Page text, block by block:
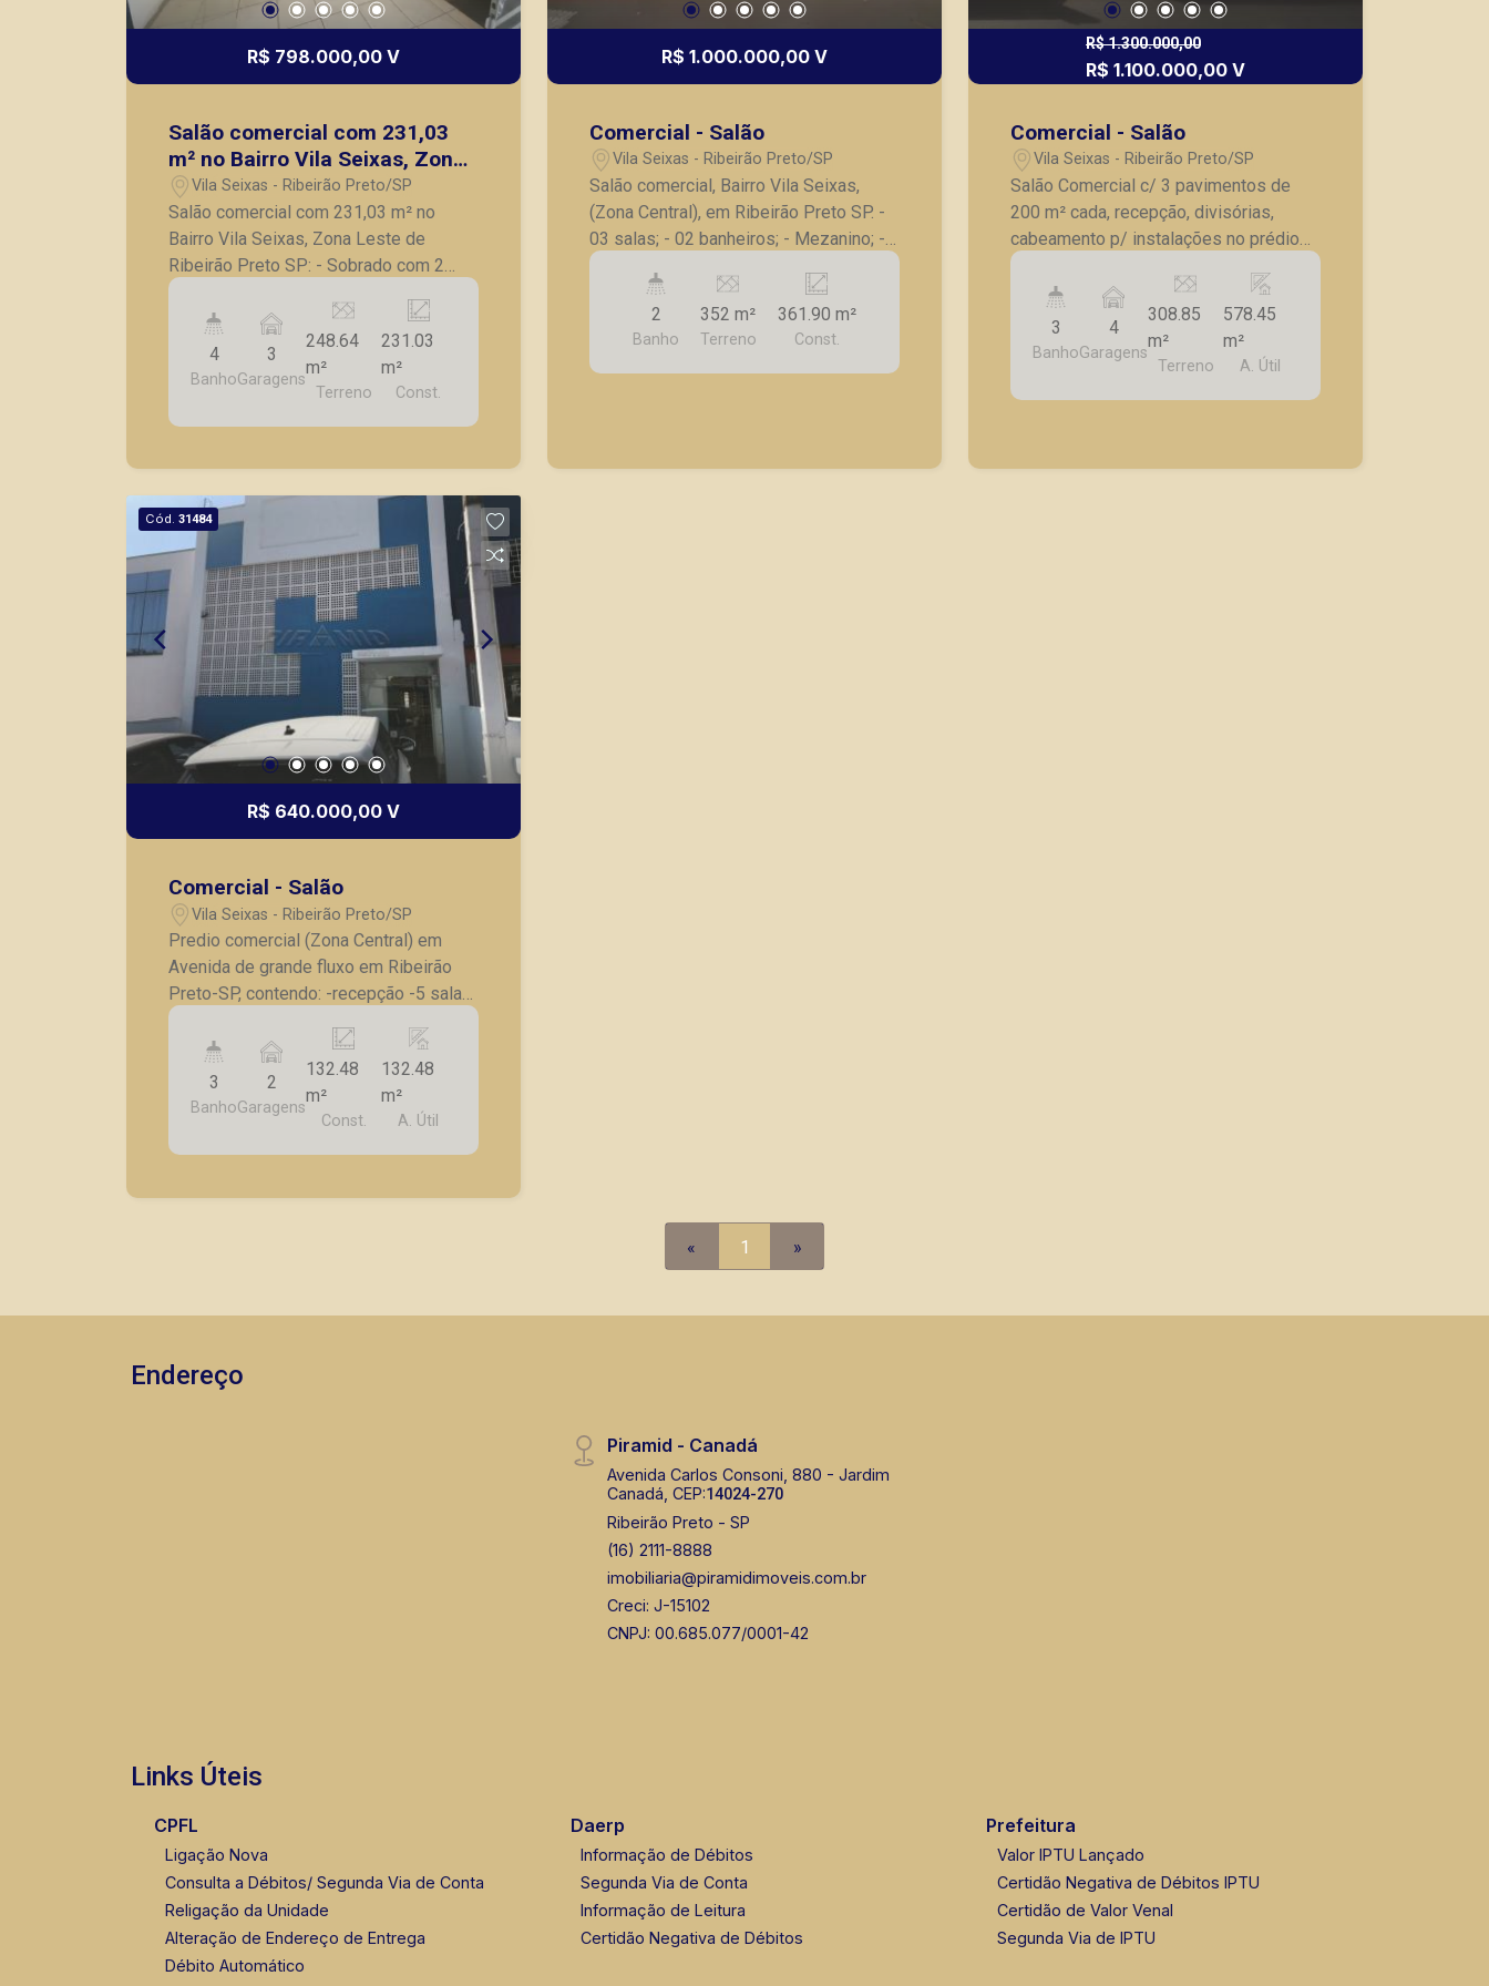
R$ 798.000,00 V
Salão comercial com 231,03
m² no Bairro Vila Seixas, Zona
Leste de Ribeirão Preto SP:
Vila Seixas - Ribeirão Preto/SP
Salão comercial com 231,03 m² no
Bairro Vila Seixas, Zona Leste de
Ribeirão Preto SP: - Sobrado com 2
pavimentos; - Pavimento térreo: -
Recepção; - Sala de espera; - 2 Salas; -
Lavabo; - Copa/cozinha; - Edícula com 1
suíte; - Despensa; - 3 vagas de
estacionamento na frente. - Pavimento
superior: - 4 Quartos; - Sendo 1 suíte; -
seus clientes com agilidade e
segurança, em locação, vendas de
imóveis prontos, usados ou mesmo
nos principais lançamentos da cidade
de Ribeirão Preto.
4
Banho
3
Garagens
248.64
m²
Terreno
231.03
m²
Const.
R$ 1.000.000,00 V
Comercial - Salão
Vila Seixas - Ribeirão Preto/SP
Salão comercial, Bairro Vila Seixas,
(Zona Central), em Ribeirão Preto SP. -
03 salas; - 02 banheiros; - Mezanino; -
Área coberta nos fundos; - Próximo de
avenidas de grande fluxo. A Piramid
tem como objetivo atender seus
clientes com agilidade e segurança, em
locação, vendas de imóveis prontos,
2
Banho
352 m²
Terreno
361.90 m²
Const.
R$ 1.300.000,00
R$ 1.100.000,00 V
Comercial - Salão
Vila Seixas - Ribeirão Preto/SP
Salão Comercial c/ 3 pavimentos de
200 m² cada, recepção, divisórias,
cabeamento p/ instalações no prédio
todo, estacionamento p/ 4 carros, 3
wcs em cada pavimento, copa, piso frio,
excelente localização.
3
Banho
4
Garagens
308.85
m²
Terreno
578.45
m²
A. Útil
Cód. 31484
R$ 640.000,00 V
Comercial - Salão
Vila Seixas - Ribeirão Preto/SP
Predio comercial (Zona Central) em
Avenida de grande fluxo em Ribeirão
Preto-SP, contendo: -recepção -5 salas
comerciasi -3 banheiros -lavanderia -
deposito -2 vagas de garagem frontais
paralelas
3
Banho
2
Garagens
132.48
m²
Const.
132.48
m²
A. Útil
« 1 »
Endereço
Piramid - Canadá
Avenida Carlos Consoni, 880 - Jardim
Canadá, CEP:14024-270
Ribeirão Preto - SP
(16) 2111-8888
imobiliaria@piramidimoveis.com.br
Creci: J-15102
CNPJ: 00.685.077/0001-42
Links Úteis
CPFL
Ligação Nova
Consulta a Débitos/ Segunda Via de Conta
Religação da Unidade
Alteração de Endereço de Entrega
Débito Automático
Daerp
Informação de Débitos
Segunda Via de Conta
Informação de Leitura
Certidão Negativa de Débitos
Prefeitura
Valor IPTU Lançado
Certidão Negativa de Débitos IPTU
Certidão de Valor Venal
Segunda Via de IPTU